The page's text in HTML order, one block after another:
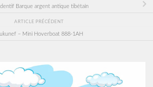
Barque argent antique tibétain
ARTICLE PRÉCÉDENT
– Mini Hoverboat 888-1AH